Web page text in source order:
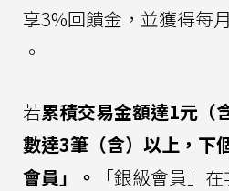
享3%回饋金，並獲得每
。
若累積交易金額達1元（
數達3筆（含）以上，下
會員」。
「銀級會員」